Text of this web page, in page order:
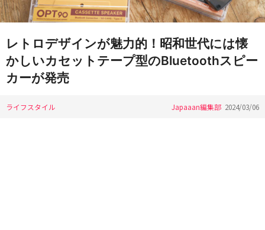
レトロデザインが魅力的！昭和世代には懐
かしいカセットテープ型のBluetoothスピー
カーが発売
ライフスタイル Japaaan編集部 2024/03/06